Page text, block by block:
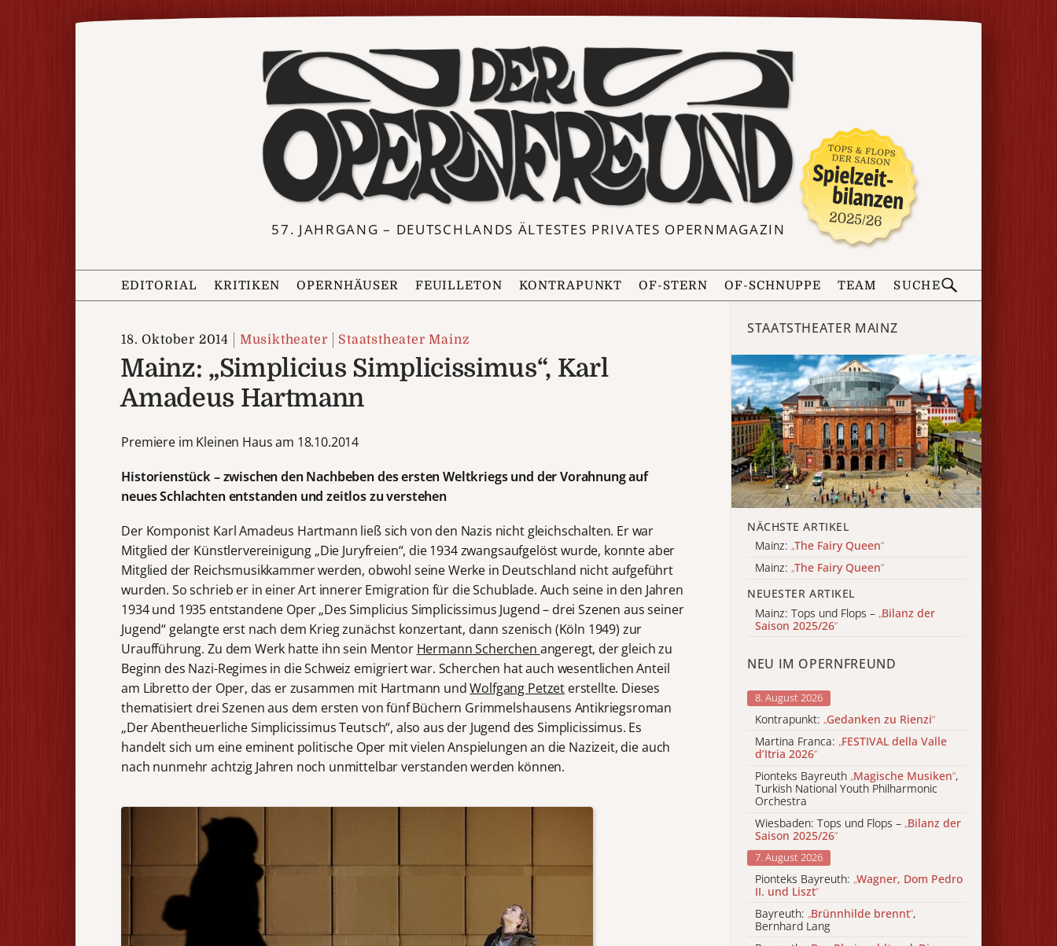
57. JAHRGANG – DEUTSCHLANDS ÄLTESTES PRIVATES OPERNMAGAZIN
EDITORIAL KRITIKEN OPERNHÄUSER FEUILLETON KONTRAPUNKT OF-STERN OF-SCHNUPPE TEAM SUCHE
18. Oktober 2014 Musiktheater Staatstheater Mainz
Mainz: „Simplicius Simplicissimus“, Karl
Amadeus Hartmann
Premiere im Kleinen Haus am 18.10.2014
Historienstück – zwischen den Nachbeben des ersten Weltkriegs und der Vorahnung auf
neues Schlachten entstanden und zeitlos zu verstehen
Der Komponist Karl Amadeus Hartmann ließ sich von den Nazis nicht gleichschalten. Er war
Mitglied der Künstlervereinigung „Die Juryfreien“, die 1934 zwangsaufgelöst wurde, konnte aber
Mitglied der Reichsmusikkammer werden, obwohl seine Werke in Deutschland nicht aufgeführt
wurden. So schrieb er in einer Art innerer Emigration für die Schublade. Auch seine in den Jahren
1934 und 1935 entstandene Oper „Des Simplicius Simplicissimus Jugend – drei Szenen aus seiner
Jugend“ gelangte erst nach dem Krieg zunächst konzertant, dann szenisch (Köln 1949) zur
Uraufführung. Zu dem Werk hatte ihn sein Mentor Hermann Scherchen angeregt, der gleich zu
Beginn des Nazi-Regimes in die Schweiz emigriert war. Scherchen hat auch wesentlichen Anteil
am Libretto der Oper, das er zusammen mit Hartmann undWolfgang Petzet erstellte. Dieses
thematisiert drei Szenen aus dem ersten von fünf Büchern Grimmelshausens Antikriegsroman
„Der Abentheuerliche Simplicissimus Teutsch“, also aus der Jugend des Simplicissimus. Es
handelt sich um eine eminent politische Oper mit vielen Anspielungen an die Nazizeit, die auch
nach nunmehr achtzig Jahren noch unmittelbar verstanden werden können.
STAATSTHEATER MAINZ
NÄCHSTE ARTIKEL
Mainz: „The Fairy Queen“
Mainz: „The Fairy Queen“
NEUESTER ARTIKEL
Mainz: Tops und Flops – „Bilanz der
Saison 2025/26“
NEU IM OPERNFREUND
8. August 2026
Kontrapunkt: „Gedanken zu Rienzi“
Martina Franca: „FESTIVAL della Valle
d’Itria 2026“
Pionteks Bayreuth „Magische Musiken“,
Turkish National Youth Philharmonic
Orchestra
Wiesbaden: Tops und Flops – „Bilanz der
Saison 2025/26“
7. August 2026
Pionteks Bayreuth: „Wagner, Dom Pedro
II. und Liszt“
Bayreuth: „Brünnhilde brennt“,
Bernhard Lang